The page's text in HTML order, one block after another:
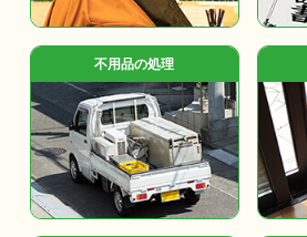
不用品の処理